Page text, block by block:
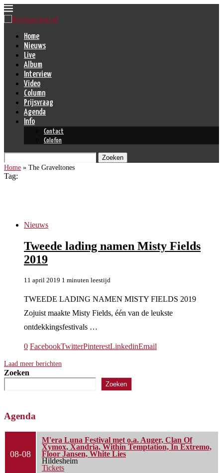
Home
Nieuws
Live
Album
Interview
Video
Column
Prijsvraag
Agenda
Info
Contact
Colofon
Zoeken
Home » The Graveltones
Tag:
Nieuws
Tweede lading namen Misty Fields
2019
11 april 2019 1 minuten leestijd
TWEEDE LADING NAMEN MISTY FIELDS 2019
Zojuist maakte Misty Fields, één van de leukste
ontdekkingsfestivals …
0 FacebookTwitterPinterestLinkedinEmail
Laad meer berichten
Zoeken
Zoeken
Agenda
08-08
M'era Luna Festival met o.a. Auger, Clan Of
Xymox, Xandria, Within Temptation, In Extremo,
Floor Jansen, White Lies
Hildesheim
Tickets